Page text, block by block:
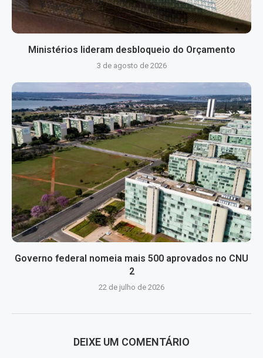
Ministérios lideram desbloqueio do Orçamento
3 de agosto de 2026
Governo federal nomeia mais 500 aprovados no CNU
2
22 de julho de 2026
DEIXE UM COMENTÁRIO